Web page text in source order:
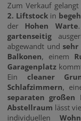
Zum Verkauf
2. Liftstockin
der Hohen Warte
gartenseitig
abgewandt und
Balkonen, einem
Garagenplatz
Ein cleaner
Schlafzimmern,
separaten großen
Abstellraum lässt
individuellen